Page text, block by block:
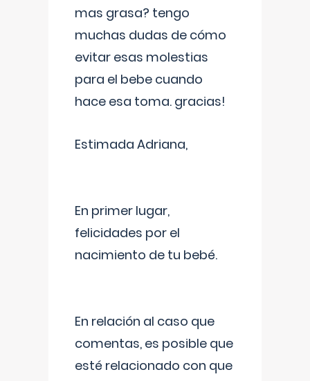
mas grasa? tengo
muchas dudas de cómo
evitar esas molestias
para el bebe cuando
hace esa toma. gracias!
Estimada Adriana,
En primer lugar,
felicidades por el
nacimiento de tu bebé.
En relación al caso que
comentas, es posible que
esté relacionado con que